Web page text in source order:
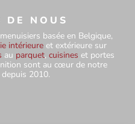
DE NOUS
basée en Belgique,
intérieureet extérieure sur
au parquet, cuisines et portes
sont au cœur de notre
2010.